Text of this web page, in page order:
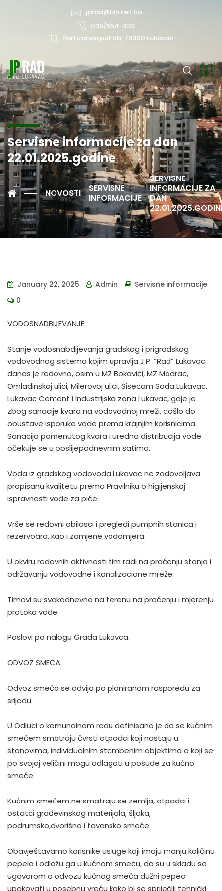
jprad@bih.net.ba
035/554-439
Partizanski put bb, 75300 Lukavac
Servisne informacije za dan
22.01.2025.godine
NOVOSTI
SERVISNE
INFORMACIJE
SERVISNE
INFORMACIJE ZA
DAN
January 22, 2025 Admin
Servisne informacije
0
VODOSNADBIJEVANJE:
Stanje vodosnabdijevanja gradskog i prigradskog
vodovodnog sistema kojim upravlja J.P. ”Rad” Lukavac
danas je redovno, osim u MZ Bokavići, MZ Modrac,
Omladinskoj ulici, Milerovoj ulici, Sisecam Soda Lukavac,
Lukavac Cement i Industrijska zona Lukavac, gdje je
zbog sanacije kvara na vodovodnoj mreži, došlo do
obustave isporuke vode prema krajnjim korisnicima.
Sanacija pomenutog kvara i uredna distribucija vode
očekuje se u poslijepodnevnim satima.
Voda iz gradskog vodovoda Lukavac ne zadovoljava
propisanu kvalitetu prema Pravilniku o higijenskoj
ispravnosti vode za piće.
Vrše se redovni obilasci i pregledi pumpnih stanica i
rezervoara, kao i zamjene vodomjera.
U okviru redovnih aktivnosti tim radi na praćenju stanja i
održavanju vodovodne i kanalizacione mreže.
Timovi su svakodnevno na terenu na praćenju i mjerenju
protoka vode.
Poslovi po nalogu Grada Lukavca.
ODVOZ SMEĆA:
Odvoz smeća se odvija po planiranom rasporedu za
srijedu.
U Odluci o komunalnom redu definisano je da se kućnim
smećem smatraju čvrsti otpadci koji nastaju u
stanovima, individualnim stambenim objektima a koji se
po svojoj veličini mogu odlagati u posude za kućno
smeće.
Kućnim smećem ne smatraju se zemlja, otpadci i
ostatci građevinskog materijala, šljaka,
podrumsko,dvorišno i tavansko smeće.
Obavještavamo korisnike usluge koji imaju manju količinu
pepela i odlažu ga u kućnom smeću, da su u skladu sa
ugovorom o odvozu kućnog smeća dužni pepeo
upakovati u posebnu vreću kako bi se spriječili tehnički